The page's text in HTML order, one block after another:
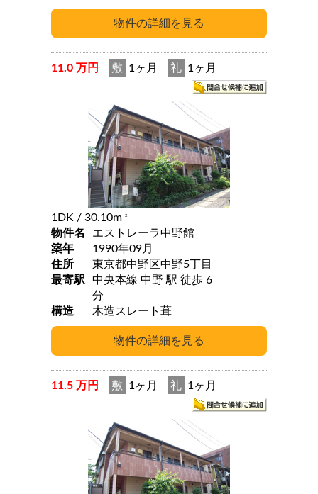
11.0 万円 敷 1ヶ月 礼 1ヶ月
1DK / 30.10m 2
物件名
エストレーラ中野館
築年
1990年09月
住所
東京都中野区中野5丁目
最寄駅
中央本線 中野 駅 徒歩 6
分
構造
木造スレート葺
11.5 万円 敷 1ヶ月 礼 1ヶ月